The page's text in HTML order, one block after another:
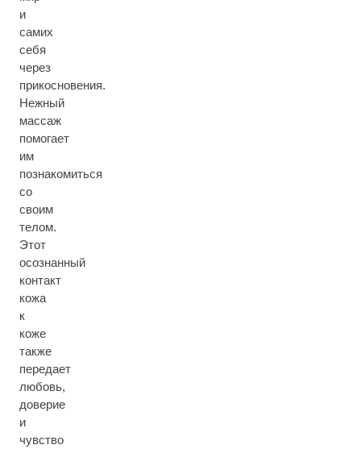
и
самих
себя
через
прикосновения.
Нежный
массаж
помогает
им
познакомиться
со
своим
телом.
Этот
осознанный
контакт
кожа
к
коже
также
передает
любовь,
доверие
и
чувство